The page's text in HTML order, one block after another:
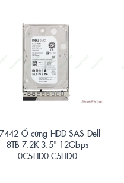
Ổ cứng HDD SAS Dell
8TB 7.2K 3.5" 12Gbps
0C5HD0 C5HD0